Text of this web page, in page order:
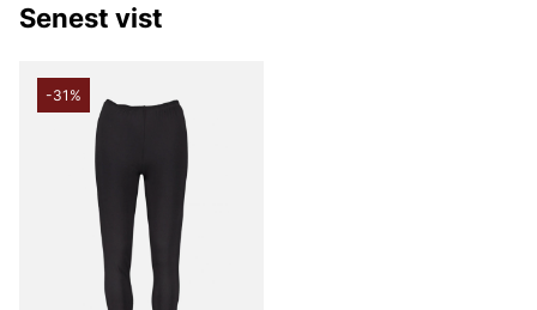
efter hverdagsklæder eller noget særligt til fest eller
Damella er kendt for sine materialer af høj kvalitet og
gennemførte design, der giver både pasform og
komfort. Uanset om du leder efter tøj til arbejde, til
fest eller undertøj, der holder hele dagen, tilbyder
Damella noget for alle lejligheder og smage.
Senest vist
-31%